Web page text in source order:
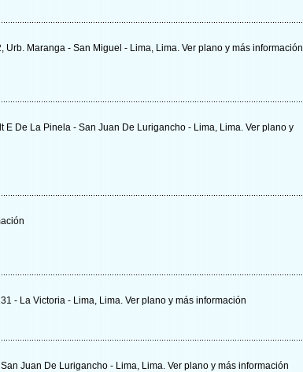
Urb. Maranga - San Miguel - Lima, Lima. Ver plano y más información
E De La Pinela - San Juan De Lurigancho - Lima, Lima. Ver plano y
- La Victoria - Lima, Lima. Ver plano y más información
Juan De Lurigancho - Lima, Lima. Ver plano y más información